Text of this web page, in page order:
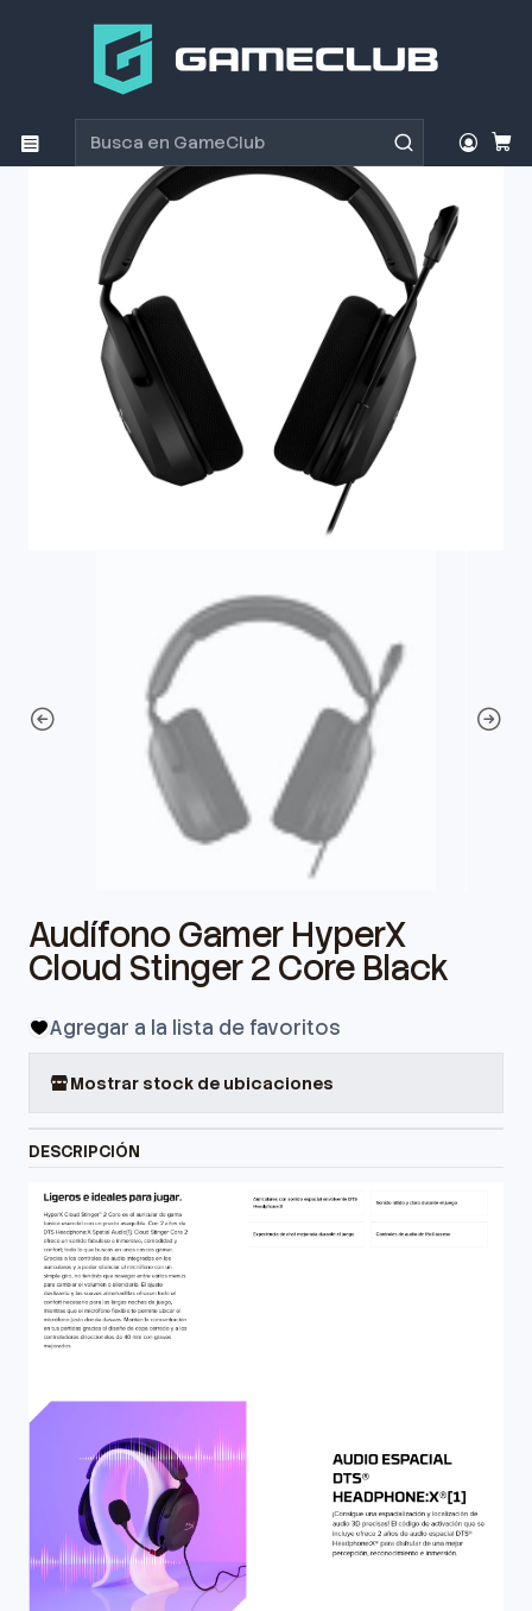
Productos
Audífono Gamer HyperX Cloud Stinger 2 Core Black
Audífono Gamer HyperX
Cloud Stinger 2 Core Black
Agregar a la lista de favoritos
Mostrar stock de ubicaciones
DESCRIPCIÓN